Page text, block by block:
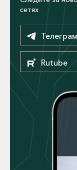
сетях
Телеграм
Rutube